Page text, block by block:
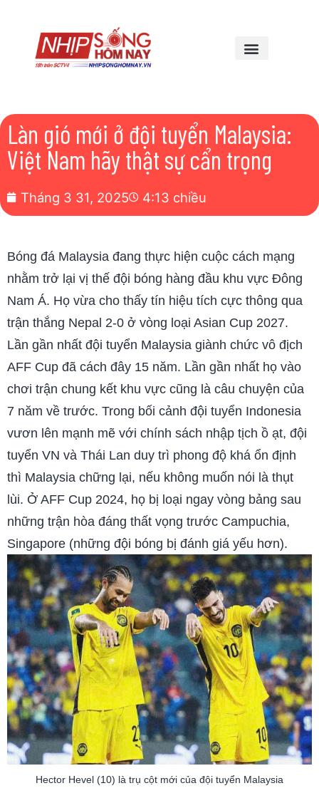
Làn gió mới ở đội tuyển Malaysia:
Việt Nam hãy thật sự cẩn trọng
Tháng 3 31, 2025 4:13 chiều
Bóng đá Malaysia đang thực hiện cuộc cách mạng
nhằm trở lại vị thế đội bóng hàng đầu khu vực Đông
Nam Á. Họ vừa cho thấy tín hiệu tích cực thông qua
trận thắng Nepal 2-0 ở vòng loại Asian Cup 2027.
Lần gần nhất đội tuyển Malaysia giành chức vô địch
AFF Cup đã cách đây 15 năm. Lần gần nhất họ vào
chơi trận chung kết khu vực cũng là câu chuyện của
7 năm về trước. Trong bối cảnh đội tuyển Indonesia
vươn lên mạnh mẽ với chính sách nhập tịch ồ ạt, đội
tuyển VN và Thái Lan duy trì phong độ khá ổn định
thì Malaysia chững lại, nếu không muốn nói là thụt
lùi. Ở AFF Cup 2024, họ bị loại ngay vòng bảng sau
những trận hòa đáng thất vọng trước Campuchia,
Singapore (những đội bóng bị đánh giá yếu hơn).
Hector Hevel (10) là trụ cột mới của đội tuyển Malaysia